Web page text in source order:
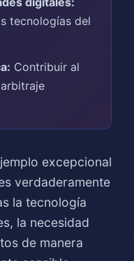
tecnologías del
Contribuir al
excepcional
verdaderamente
la tecnología
la necesidad
de manera